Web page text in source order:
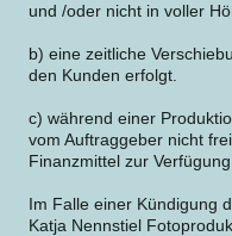
und /oder nicht in voller
b) eine zeitliche
den Kunden erfolgt.
c) während einer
vom Auftraggeber nicht
Finanzmittel zur
Im Falle einer Kündigung
Katja Nennstiel